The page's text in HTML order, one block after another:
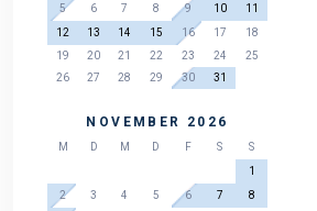
5
6 7 8 9 10
11
12
13 14 15 16 17
18
19
20 21 22 23 24
25
26
27 28 29 30 31
NOVEMBER 2026
M D M D F S
S
1
2
3 4 5 6 7
8